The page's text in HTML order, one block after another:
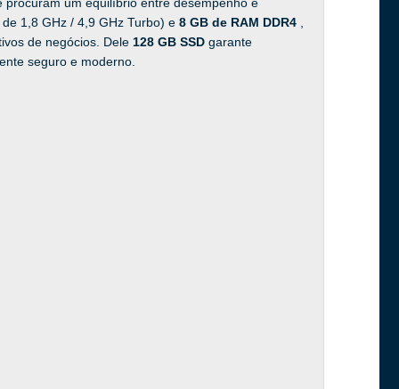
1,8 GHz / 4,9 GHz Turbo) e 8 GB de RAM DDR4
de negócios. Dele 128 GB SSD garante
seguro e moderno.